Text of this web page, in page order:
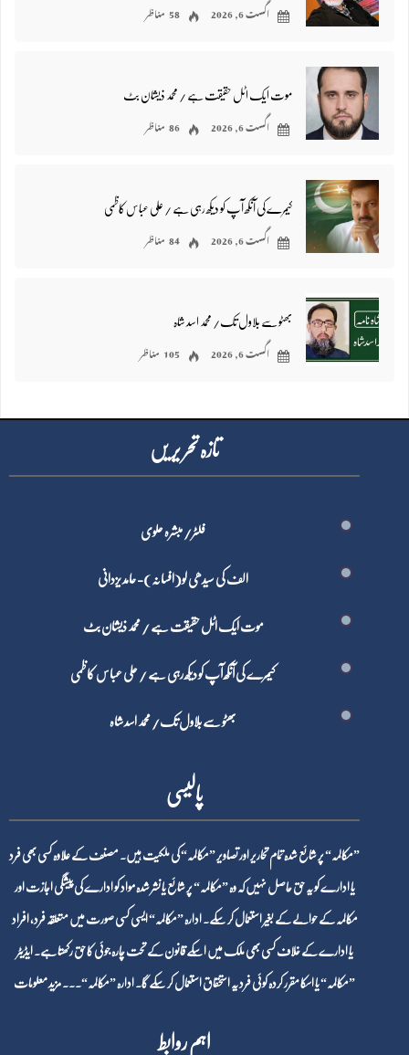
اگست 6, 2026 58 مناظر
موت ایک اٹل حقیقت ہے / محمد ذیشان بٹ
اگست 6, 2026 86 مناظر
کیمرے کی آنکھ آپ کو دیکھ رہی ہے / علی عباس کاظمی
اگست 6, 2026 84 مناظر
بھٹو سے بلاول تک/ محمد اسد شاہ
اگست 6, 2026 105 مناظر
تازہ تحر یر یں
فلٹر/ مبشرہ علوی
الف کی سیدھی لو(افسانہ)- حامد یزدانی
موت ایک اٹل حقیقت ہے / محمد ذیشان بٹ
کیمرے کی آنکھ آپ کو دیکھ رہی ہے / علی عباس کاظمی
بھٹو سے بلاول تک/ محمد اسد شاہ
پالیسی
”مکالمہ“ پر شائع شدہ تمام تحاریر اور تصاویر ”مکالمہ“ کی ملکیت ہیں۔ مصنف کے علاوہ کسی بھی فرد
یا ادارے کو یہ حق حاصل نہیں کہ وہ ”مکالمہ“ پر شائع یا نشر شدہ مواد کو ادارے کی پیشگی اجازت اور
مکالمہ کے حوالے کے بغیر استعمال کر سکے۔ ادارہ ”مکالمہ“ ایسی کسی صورت میں متعلقہ فرد، افراد
یا ادارے کے خلاف کسی بھی ملک میں اسکے قانون کے تحت چارہ جوئی کا حق رکھتا ہے۔ ایڈیٹر
”مکالمہ“ یا اسکا مقرر کردہ کوئی فرد یہ استحقاق استعمال کر سکے گا۔ ادارہ ”مکالمہ“۔۔۔ مزید معلومات
اہم روابط